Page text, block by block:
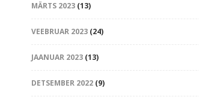
MÄRTS 2023(13)
VEEBRUAR 2023(24)
JAANUAR 2023(13)
DETSEMBER 2022(9)